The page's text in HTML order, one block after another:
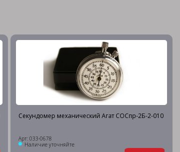
Секундомер механический Агат СОСпр-2Б-2-010
Арт: 033-0678
Наличие уточняйте